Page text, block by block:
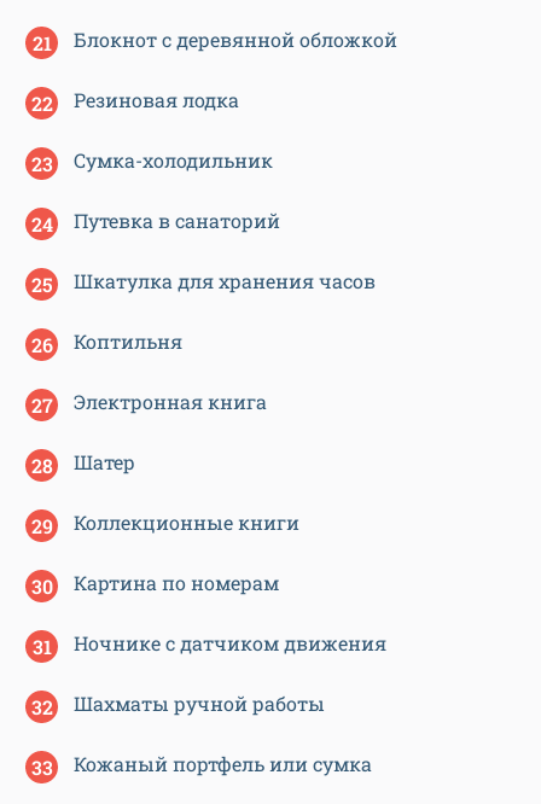
Блокнот с деревянной обложкой
Резиновая лодка
Сумка-холодильник
Путевка в санаторий
Шкатулка для хранения часов
Коптильня
Электронная книга
Шатер
Коллекционные книги
Картина по номерам
Ночнике с датчиком движения
Шахматы ручной работы
Кожаный портфель или сумка